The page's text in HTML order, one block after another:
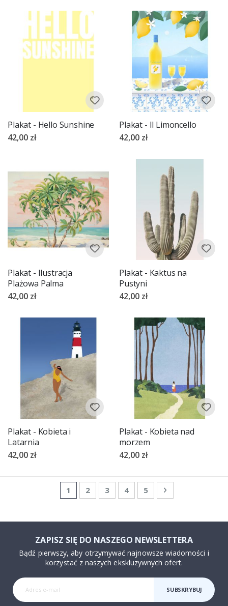
Plakat - Hello Sunshine
42,00 zł
Plakat - Il Limoncello
42,00 zł
Plakat - Ilustracja
Plażowa Palma
42,00 zł
Plakat - Kaktus na
Pustyni
42,00 zł
Plakat - Kobieta i
Latarnia
42,00 zł
Plakat - Kobieta nad
morzem
42,00 zł
Strona
Aktualnie czytasz stronę
1 Strona
2 Strona
3 Strona
4 Strona
5 Strona
Następne
ZAPISZ SIĘ DO NASZEGO NEWSLETTERA
Bądź pierwszy, aby otrzymywać najnowsze wiadomości i
korzystać z naszych ekskluzywnych ofert.
SUBSKRYBUJ